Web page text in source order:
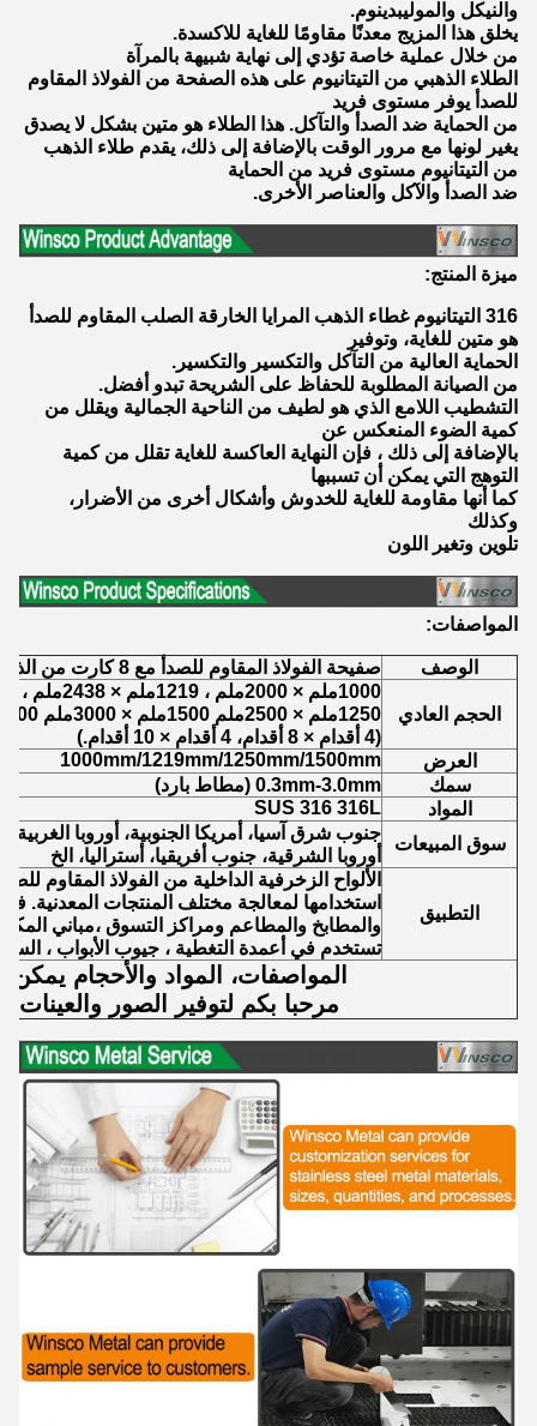
والنيكل والموليبدينوم.
يخلق هذا المزيج معدنًا مقاومًا للغاية للاكسدة.
من خلال عملية خاصة تؤدي إلى نهاية شبيهة بالمرآة
الطلاء الذهبي من التيتانيوم على هذه الصفحة من الفولاذ المقاوم
للصدأ يوفر مستوى فريد
من الحماية ضد الصدأ والتآكل. هذا الطلاء هو متين بشكل لا يصدق
يغير لونها مع مرور الوقت بالإضافة إلى ذلك، يقدم طلاء الذهب
من التيتانيوم مستوى فريد من الحماية
ضد الصدأ والآكل والعناصر الأخرى.
ميزة المنتج:
316 التيتانيوم غطاء الذهب المرايا الخارقة الصلب المقاوم للصدأ
هو متين للغاية، وتوفير
الحماية العالية من التآكل والتكسير والتكسير.
من الصيانة المطلوبة للحفاظ على الشريحة تبدو أفضل.
التشطيب اللامع الذي هو لطيف من الناحية الجمالية ويقلل من
كمية الضوء المنعكس عن
بالإضافة إلى ذلك ، فإن النهاية العاكسة للغاية تقلل من كمية
التوهج التي يمكن أن تسببها
كما أنها مقاومة للغاية للخدوش وأشكال أخرى من الأضرار،
وكذلك
تلوين وتغير اللون
المواصفات:
الوصف صفيحة الفولاذ المقاوم للصدأ مع 8 كارت من الذهب التيتانيوم
الحجم العادي
1000ملم × 2000ملم ، 1219ملم × 2438ملم ، 1219ملم × 3048ملم
1250ملم × 2500ملم 1500ملم × 3000ملم 1500ملم × 6000ملم
(4 أقدام × 8 أقدام، 4 أقدام × 10 أقدام.)
العرض
1000mm/1219mm/1250mm/1500mm
سمك
0.3mm-3.0mm (مطاط بارد)
المواد
SUS 316 316L
سوق المبيعات
جنوب شرق آسيا، أمريكا الجنوبية، أوروبا
أوروبا الشرقية، جنوب أفريقيا، أستراليا، الخ
التطبيق
الألواح الزخرفية الداخلية من الفولاذ المقاوم
استخدامها لمعالجة مختلف المنتجات المعدنية.
والمطابخ والمطاعم ومراكز التسوق ،مباني
تستخدم في أعمدة التغطية ، جيوب الأبواب ،
المواصفات، المواد والأحجام
مرحبا بكم لتوفير الصور والعينات